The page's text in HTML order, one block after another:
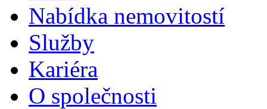
Nabídka nemovitostí
Služby
Kariéra
O společnosti